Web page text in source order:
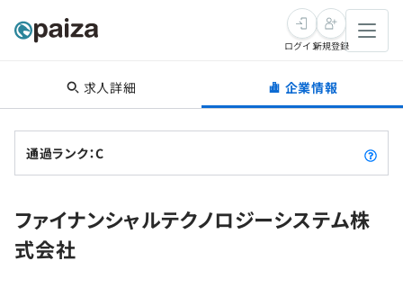
転職・キャリア
転職成功ガイド
インタビュー
新卒就活
求人検索
本選考
学習
ログイン新規登録
求人詳細 企業情報
通過ランク：C
ファイナンシャルテクノロジーシステム株
式会社